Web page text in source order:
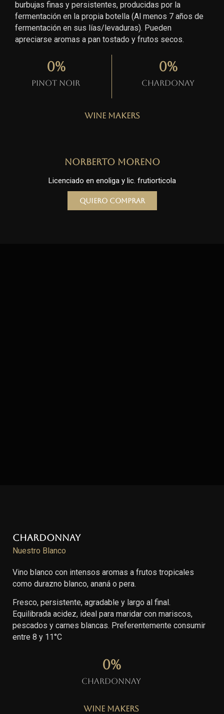
burbujas finas y persistentes, producidas por la
fermentación en la propia botella (Al menos 7 años de
fermentación en sus lías/levaduras). Pueden
apreciarse aromas a pan tostado y frutos secos.
Pinot Noir
0%
Chardonay
0%
Wine Makers
Norberto Moreno
Licenciado en enoliga y lic. frutiorticola
Quiero comprar
Chardonnay
Nuestro Blanco
Vino blanco con intensos aromas a frutos tropicales
como durazno blanco, ananá o pera.
Fresco, persistente, agradable y largo al final.
Equilibrada acidez, ideal para maridar con mariscos,
pescados y carnes blancas. Preferentemente consumir
entre 8 y 11°C
Chardonnay
0%
Wine Makers